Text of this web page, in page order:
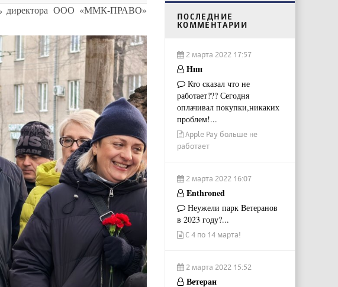
директора ООО «ММК-ПРАВО»
ПОСЛЕДНИЕ
КОММЕНТАРИИ
2 марта 2022 17:57
Ннн
Кто сказал что не
работает??? Сегодня
оплачивал покупки,никаких
проблем!...
Apple Pay больше не
работает
2 марта 2022 16:07
Enthroned
Неужели парк Ветеранов
в 2023 году?...
С 4 по 14 марта!
2 марта 2022 15:52
Ветеран